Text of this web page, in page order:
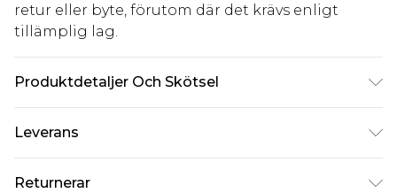
retur eller byte, förutom där det krävs enligt
tillämplig lag.
Produktdetaljer Och Skötsel
Leverans
Standardleverans Sverige
kr80
Returnerar